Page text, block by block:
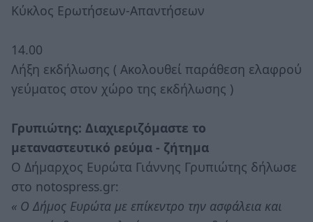
Κύκλος Ερωτήσεων-Απαντήσεων
14.00
Λήξη εκδήλωσης ( Ακολουθεί παράθεση ελαφρού
γεύματος στον χώρο της εκδήλωσης )
Γρυπιώτης: Διαχιεριζόμαστε το
μεταναστευτικό ρεύμα - ζήτημα
Ο Δήμαρχος Ευρώτα Γιάννης Γρυπιώτης δήλωσε
στο notospress.gr:
« Ο Δήμος Ευρώτα με επίκεντρο την ασφάλεια και